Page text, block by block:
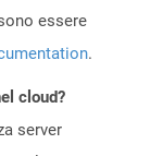
essere
.
cloud?
server